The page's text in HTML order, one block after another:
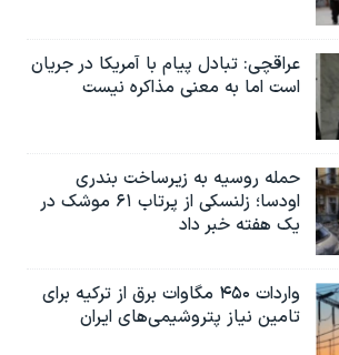
عراقچی: تبادل پیام با آمریکا در جریان
است اما به معنی مذاکره نیست
حمله روسیه به زیرساخت بندری
اودسا؛ زلنسکی از پرتاب ۶۱ موشک در
یک هفته خبر داد
واردات ۴۵۰ مگاوات برق از ترکیه برای
تامین نیاز پتروشیمی‌های ایران